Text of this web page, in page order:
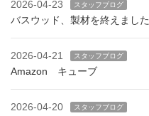
2026-04-23 スタッフブログ
バスウッド、製材を終えました
2026-04-21 スタッフブログ
Amazon キューブ
2026-04-20 スタッフブログ